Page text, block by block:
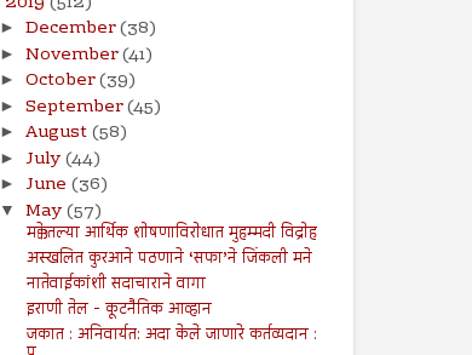
► December(38)
► November(41)
► October(39)
► September(45)
► August(58)
► July(44)
► June (36)
▼ May(57)
मक्केतल्या आर्थिक शोषणाविरोधात मुहम्मदी विद्रोह
अस्खलित कुरआने पठणाने ‘सफा’ने जिंकली मने
नातेवाईकांशी सदाचाराने वागा
इराणी तेल - कूटनैतिक आव्हान
जकात : अनिवार्यत: अदा केले जाणारे कर्तव्यदान :